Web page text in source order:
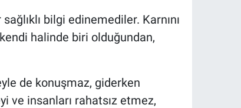
bilgi edinemediler. Karnını
halinde biri olduğundan,
de konuşmaz, giderken
ve insanları rahatsız etmez,